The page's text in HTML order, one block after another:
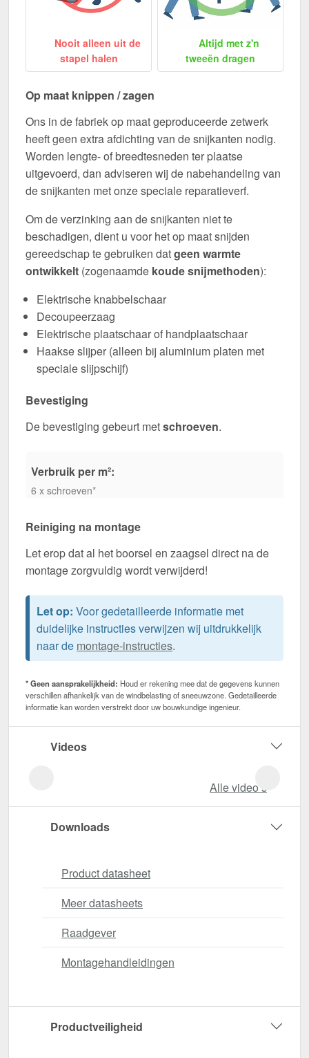
Nooit alleen uit de
stapel halen
Altijd met z'n
tweeën dragen
Op maat knippen / zagen
Ons in de fabriek op maat geproduceerde zetwerk
heeft geen extra afdichting van de snijkanten nodig.
Worden lengte- of breedtesneden ter plaatse
uitgevoerd, dan adviseren wij de nabehandeling van
de snijkanten met onze speciale reparatieverf.
Om de verzinking aan de snijkanten niet te
beschadigen, dient u voor het op maat snijden
gereedschap te gebruiken datgeen warmte
ontwikkelt (zogenaamde koude snijmethoden):
Elektrische knabbelschaar
Decoupeerzaag
Elektrische plaatschaar of handplaatschaar
Haakse slijper (alleen bij aluminium platen met
speciale slijpschijf)
Bevestiging
De bevestiging gebeurt metschroeven.
Verbruik per m²:
6 x schroeven*
Reiniging na montage
Let erop dat al het boorsel en zaagsel direct na de
montage zorgvuldig wordt verwijderd!
Let op: Voor gedetailleerde informatie met
duidelijke instructies verwijzen wij uitdrukkelijk
naar de montage-instructies.
* Geen aansprakelijkheid: Houd er rekening mee dat de gegevens kunnen
verschillen afhankelijk van de windbelasting of sneeuwzone. Gedetailleerde
informatie kan worden verstrekt door uw bouwkundige ingenieur.
Videos
Alle video‘s
Downloads
Product datasheet
Meer datasheets
Raadgever
Montagehandleidingen
Productveiligheid